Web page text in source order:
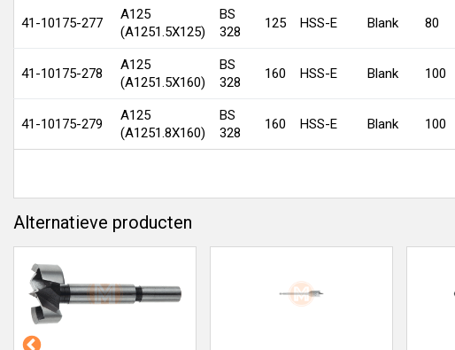
41-10175-277
A125
(A1251.5X125)
BS
328
125 HSS-E Blank 80
41-10175-278
A125
(A1251.5X160)
BS
328
160 HSS-E Blank 100
41-10175-279
A125
(A1251.8X160)
BS
328
160 HSS-E Blank 100
Alternatieve producten